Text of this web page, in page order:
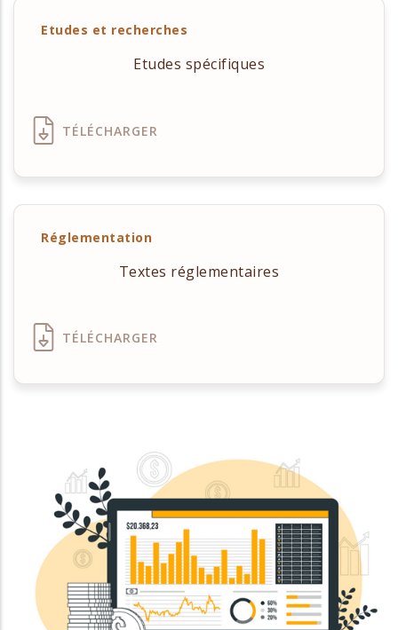
Etudes et recherches
Etudes spécifiques
TÉLÉCHARGER
Réglementation
Textes réglementaires
TÉLÉCHARGER